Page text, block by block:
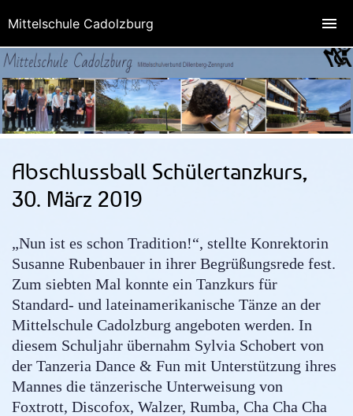
Abschlussball Schülertanzkurs,
30. März 2019
„Nun ist es schon Tradition!“, stellte Konrektorin
Susanne Rubenbauer in ihrer Begrüßungsrede fest.
Zum siebten Mal konnte ein Tanzkurs für
Standard- und lateinamerikanische Tänze an der
Mittelschule Cadolzburg angeboten werden. In
diesem Schuljahr übernahm Sylvia Schobert von
der Tanzeria Dance & Fun mit Unterstützung ihres
Mannes die tänzerische Unterweisung von
Foxtrott, Discofox, Walzer, Rumba, Cha Cha Cha
Mittelschule Cadolzburg